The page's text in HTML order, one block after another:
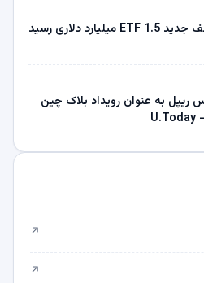
XRP به نقطه عطف جدید ETF 1.5 میلیارد دلاری رسید
ریپل به عنوان رویداد بلاک چین
↗
↗